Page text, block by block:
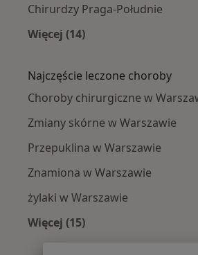
Chirurdzy Praga-Południe
Więcej (14)
Najczęście leczone choroby
Choroby chirurgiczne w
Zmiany skórne w Warszawie
Przepuklina w Warszawie
Znamiona w Warszawie
żylaki w Warszawie
Więcej (15)